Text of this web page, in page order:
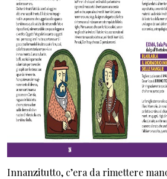
Innanzitutto, c’era da rimettere